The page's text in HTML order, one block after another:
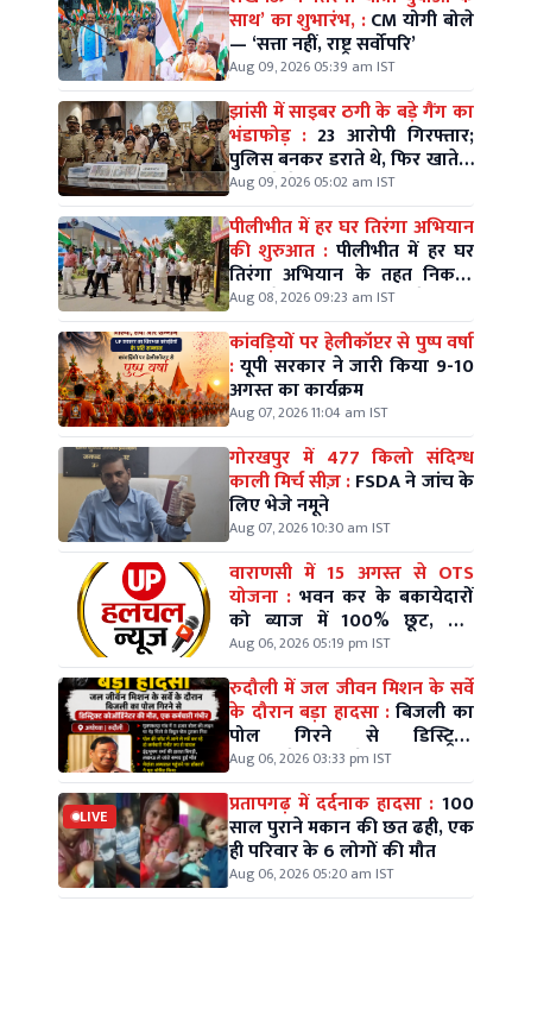
साथ’ का शुभारंभ, :CM योगी बोले
— ‘सत्ता नहीं, राष्ट्र सर्वोपरि’
Aug 09, 2026 05:39 am IST
झांसी में साइबर ठगी के बड़े गैंग का
भंडाफोड़ : 23 आरोपी गिरफ्तार;
पुलिस बनकर डराते थे, फिर खाते में
डलवाते थे रकम
Aug 09, 2026 05:02 am IST
पीलीभीत में हर घर तिरंगा अभियान
की शुरुआत : पीलीभीत में हर घर
तिरंगा अभियान के तहत निकली
भव्य रैली, डीएम-एसपी ने थामा
तिरंगा
Aug 08, 2026 09:23 am IST
कांवड़ियों पर हेलीकॉप्टर से पुष्प वर्षा
:यूपी सरकार ने जारी किया 9-10
अगस्त का कार्यक्रम
Aug 07, 2026 11:04 am IST
गोरखपुर में 477 किलो संदिग्ध
काली मिर्च सीज़ :FSDA ने जांच के
लिए भेजे नमूने
Aug 07, 2026 10:30 am IST
वाराणसी में 15 अगस्त से OTS
योजना : भवन कर के बकायेदारों
को ब्याज में 100% छूट, तीन
किश्तों में भी भुगतान
Aug 06, 2026 05:19 pm IST
रुदौली में जल जीवन मिशन के सर्वे
के दौरान बड़ा हादसा :बिजली का
पोल गिरने से डिस्ट्रिक्ट
कोऑर्डिनेटर की मौत, एक कर्मचारी
गंभीर
Aug 06, 2026 03:33 pm IST
LIVE प्रतापगढ़ में दर्दनाक हादसा : 100
साल पुराने मकान की छत ढही, एक
ही परिवार के 6 लोगों की मौत
Aug 06, 2026 05:20 am IST